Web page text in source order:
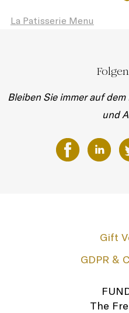
La Patisserie Menu
Bleiben Sie immer auf
und
Gift
GDPR &
The